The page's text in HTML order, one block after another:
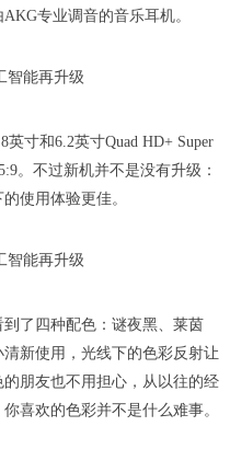
专业调音的音乐耳机。
寸和6.2英寸Quad HD+ Super
。不过新机并不是没有升级：
使用体验更佳。
了四种配色：谜夜黑、莱茵
新使用，光线下的色彩反射让
朋友也不用担心，从以往的经
喜欢的色彩并不是什么难事。